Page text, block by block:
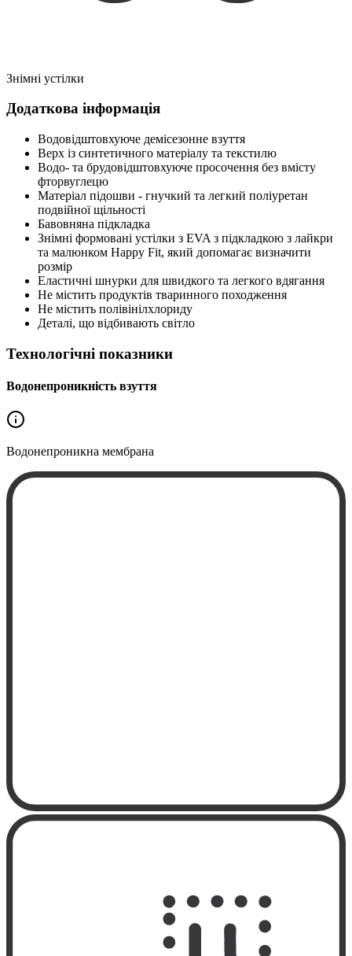
Знімні устілки
Додаткова інформація
Водовідштовхуюче демісезонне взуття
Верх із синтетичного матеріалу та текстилю
Водо- та брудовідштовхуюче просочення без вмісту
фторвуглецю
Матеріал підошви - гнучкий та легкий поліуретан
подвійної щільності
Бавовняна підкладка
Знімні формовані устілки з EVA з підкладкою з лайкри
та малюнком Happy Fit, який допомагає визначити
розмір
Еластичні шнурки для швидкого та легкого вдягання
Не містить продуктів тваринного походження
Не містить полівінілхлориду
Деталі, що відбивають світло
Технологічні показники
Водонепроникність взуття
Водонепроникна мембрана